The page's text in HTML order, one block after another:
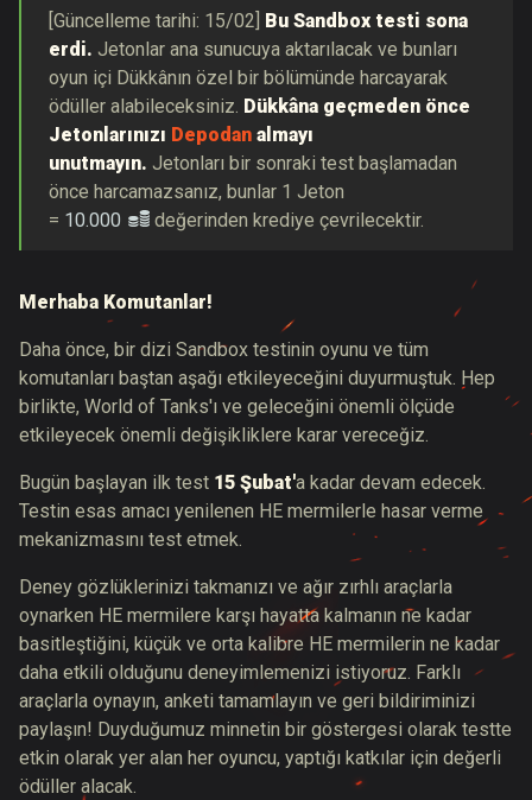
[Güncelleme tarihi: 15/02] Bu Sandbox testi sona
erdi. Jetonlar ana sunucuya aktarılacak ve bunları
oyun içi Dükkânın özel bir bölümünde harcayarak
ödüller alabileceksiniz. Dükkâna geçmeden önce
Jetonlarınızı Depodan almayı
unutmayın. Jetonları bir sonraki test başlamadan
önce harcamazsanız, bunlar 1 Jeton
= 10.000 değerinden krediye çevrilecektir.
Merhaba Komutanlar!
Daha önce, bir dizi Sandbox testinin oyunu ve tüm
komutanları baştan aşağı etkileyeceğini duyurmuştuk. Hep
birlikte, World of Tanks'ı ve geleceğini önemli ölçüde
etkileyecek önemli değişikliklere karar vereceğiz.
Bugün başlayan ilk test 15 Şubat'a kadar devam edecek.
Testin esas amacı yenilenen HE mermilerle hasar verme
mekanizmasını test etmek.
Deney gözlüklerinizi takmanızı ve ağır zırhlı araçlarla
oynarken HE mermilere karşı hayatta kalmanın ne kadar
basitleştiğini, küçük ve orta kalibre HE mermilerin ne kadar
daha etkili olduğunu deneyimlemenizi istiyoruz. Farklı
araçlarla oynayın, anketi tamamlayın ve geri bildiriminizi
paylaşın! Duyduğumuz minnetin bir göstergesi olarak testte
etkin olarak yer alan her oyuncu, yaptığı katkılar için değerli
ödüller alacak.